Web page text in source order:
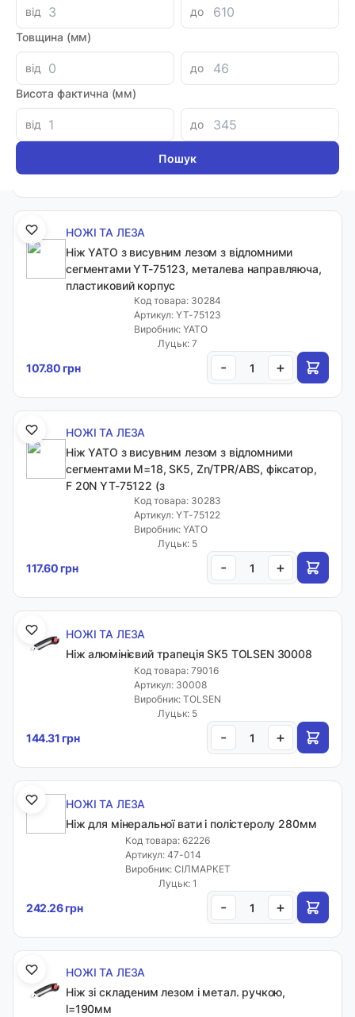
від
до
Товщина (мм)
від
до
Висота фактична (мм)
від до
Леза трапеція 61×19×0.6 мм "ПРОФІ" SK5, 10
Код товара: 79017
Артикул: 30010
Виробник: TOLSEN
Луцьк: 10
НОЖІ ТА ЛЕЗА
Ніж YATO з висувним лезом з відломними
сегментами YT-75123, металева направляюча,
пластиковий корпус
Код товара: 30284
Артикул: YT-75123
Виробник: YATO
Луцьк: 7
107.80 грн - +
НОЖІ ТА ЛЕЗА
Ніж YATO з висувним лезом з відломними
сегментами М=18, SK5, Zn/TPR/ABS, фіксатор,
F 20N YT-75122 (з
Код товара: 30283
Артикул: YT-75122
Виробник: YATO
Луцьк: 5
117.60 грн - +
НОЖІ ТА ЛЕЗА
Ніж алюмінієвий трапеція SK5 TOLSEN 30008
Код товара: 79016
Артикул: 30008
Виробник: TOLSEN
Луцьк: 5
144.31 грн - +
НОЖІ ТА ЛЕЗА
Ніж для мінеральної вати і полістеролу 280мм
Код товара: 62226
Артикул: 47-014
Виробник: СІЛМАРКЕТ
Луцьк: 1
242.26 грн - +
НОЖІ ТА ЛЕЗА
Ніж зі складеним лезом і метал. ручкою,
l=190мм